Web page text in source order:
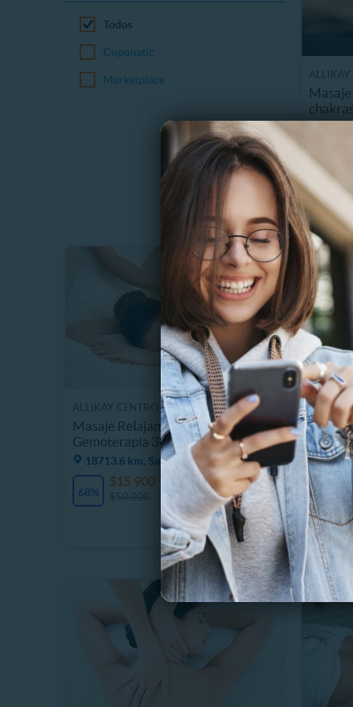
Todos
Cuponatic
Marketplace
73%
ALLIKAY CENTRO DE MEDICINA
INTEGRATIVA Y BIENESTAR SPA
Masaje Relajante 30 min +
Gemoterapia 30 min
18713.6 km, Santiago
68%
89 Vendidos
$15.900
CENTRO
40%